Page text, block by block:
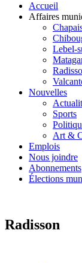
Accueil
Affaires
Lebel-
Nouvelles
Sports
Art &
Emplois
Nous joindre
Abonnements
Élections
Radisson